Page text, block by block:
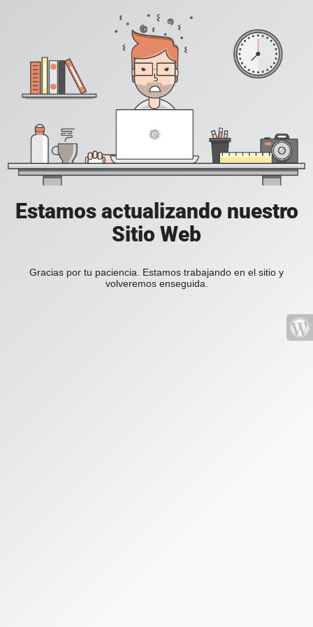
Estamos actualizando nuestro
Sitio Web
Gracias por tu paciencia. Estamos trabajando en el sitio y
volveremos enseguida.